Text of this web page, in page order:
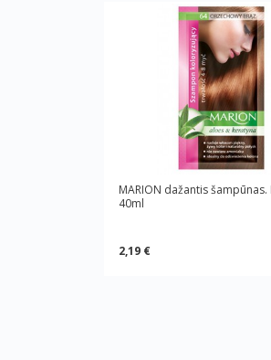
MARION dažantis šampūnas.
40ml
2,19 €